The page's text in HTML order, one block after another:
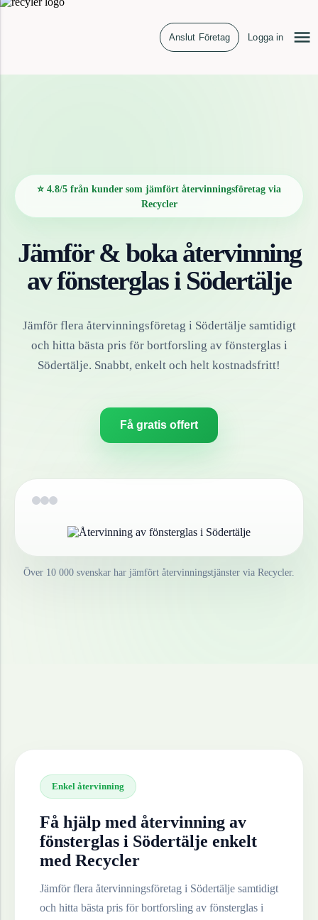
Anslut Företag Logga in
⭐ 4.8/5 från kunder som jämfört återvinningsföretag via
Recycler
Jämför & boka återvinning
avfönsterglasi Södertälje
Jämför flera återvinningsföretag i Södertälje samtidigt
och hitta bästa pris för bortforsling av fönsterglas i
Södertälje. Snabbt, enkelt och helt kostnadsfritt!
Få gratis offert
Över 10 000 svenskar har jämfört återvinningstjänster via Recycler.
Enkel återvinning
Få hjälp med återvinning av
fönsterglas i Södertälje enkelt
med Recycler
Jämför flera återvinningsföretag i Södertälje samtidigt
och hitta bästa pris för bortforsling av fönsterglas i